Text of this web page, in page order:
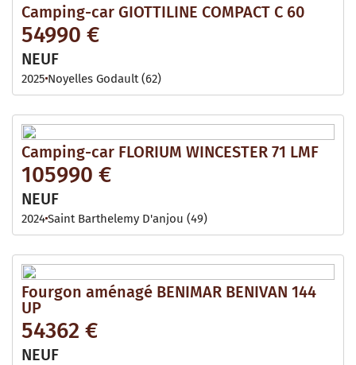
Camping-car GIOTTILINE COMPACT C 60
54990 €
NEUF
2025 Noyelles Godault (62)
Camping-car FLORIUM WINCESTER 71 LMF
105990 €
NEUF
2024Saint Barthelemy D'anjou (49)
Fourgon aménagé BENIMAR BENIVAN 144
UP
54362 €
NEUF